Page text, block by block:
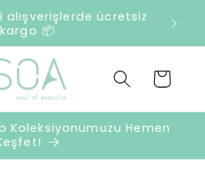
alışverişlerde ücretsiz
kargo 📦
Sepet
Koleksiyonumuzu Hemen